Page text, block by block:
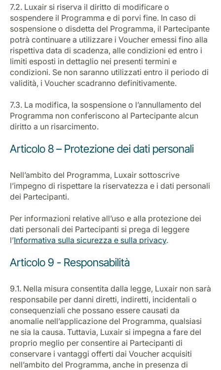
7.2. Luxair si riserva il diritto di modificare o
sospendere il Programma e di porvi fine. In caso di
sospensione o disdetta del Programma, il Partecipante
potrà continuare a utilizzare i Voucher emessi fino alla
rispettiva data di scadenza, alle condizioni ed entro i
limiti esposti in dettaglio nei presenti termini e
condizioni. Se non saranno utilizzati entro il periodo di
validità, i Voucher scadranno definitivamente.
7.3. La modifica, la sospensione o l’annullamento del
Programma non conferiscono al Partecipante alcun
diritto a un risarcimento.
Articolo 8 – Protezione dei dati personali
Nell’ambito del Programma, Luxair sottoscrive
l’impegno di rispettare la riservatezza e i dati personali
dei Partecipanti.
Per informazioni relative all’uso e alla protezione dei
dati personali dei Partecipanti si prega di leggere
l’Informativa sulla sicurezza e sulla privacy.
Articolo 9 - Responsabilità
9.1. Nella misura consentita dalla legge, Luxair non sarà
responsabile per danni diretti, indiretti, incidentali o
consequenziali che possano essere causati da
anomalie nell’applicazione del Programma, qualsiasi
ne sia la causa. Tuttavia, Luxair si impegna a fare del
proprio meglio per consentire ai Partecipanti di
conservare i vantaggi offerti dai Voucher acquisiti
nell’ambito del Programma, anche in presenza di